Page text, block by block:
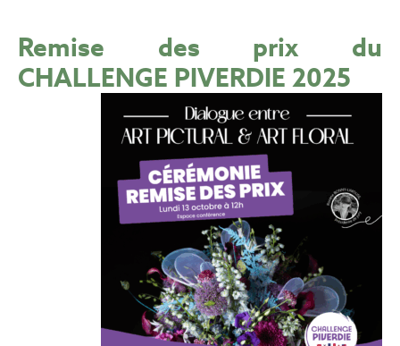
Remise des prix du
CHALLENGE PIVERDIE 2025